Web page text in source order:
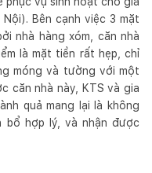
Bên cạnh việc 3 mặt
nhà hàng xóm, căn nhà
là mặt tiền rất hẹp, chỉ
móng và tường với một
căn nhà này, KTS và gia
quả mang lại là không
bổ hợp lý, và nhận được